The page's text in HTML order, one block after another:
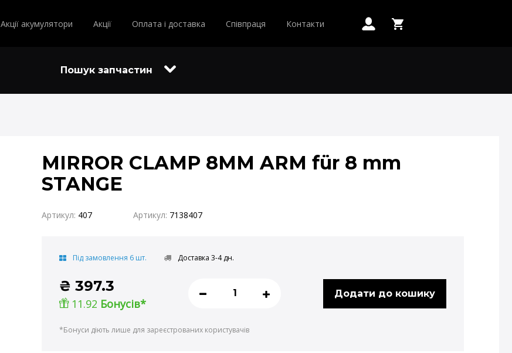
Акції акумулятори Акції Оплата і доставка Співпраця Контакти
Пошук запчастин
MIRROR CLAMP 8MM ARM für 8 mm
STANGE
Артикул: 407 Артикул: 7138407
Під замовлення 6 шт. Доставка 3-4 дн.
₴ 397.3
11.92 Бонусів*
Додати до кошику
*Бонуси діють лише для зареєстрованих користувачів